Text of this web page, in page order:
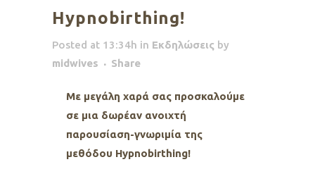
Hypnobirthing!
Posted at 13:34h in Εκδηλώσεις by
midwives
Share
Με μεγάλη χαρά σας προσκαλούμε
σε μια δωρέαν ανοιχτή
παρουσίαση-γνωριμία της
μεθόδου Hypnobirthing!